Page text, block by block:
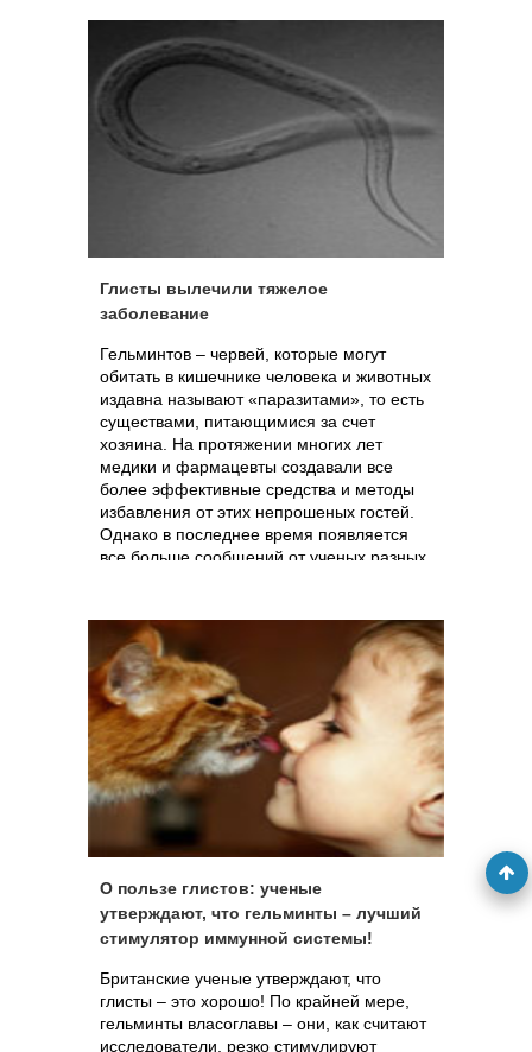
Глисты вылечили тяжелое
заболевание
Гельминтов – червей, которые могут
обитать в кишечнике человека и животных
издавна называют «паразитами», то есть
существами, питающимися за счет
хозяина. На протяжении многих лет
медики и фармацевты создавали все
более эффективные средства и методы
избавления от этих непрошеных гостей.
Однако в последнее время появляется
все больше сообщений от ученых разных
позволяет избавиться от серьезных
хронических заболеваний, которые не
поддаются лечению традиционными
способами. Открытие американских
исследователей о терапевтическом
воздействии гельминтов при
неспецифическом язвенном колите – из
этого же перечня неожиданных научных
сенсаций.
О пользе глистов: ученые
утверждают, что гельминты – лучший
стимулятор иммунной системы!
Британские ученые утверждают, что
глисты – это хорошо! По крайней мере,
гельминты власоглавы – они, как считают
исследователи, резко стимулируют